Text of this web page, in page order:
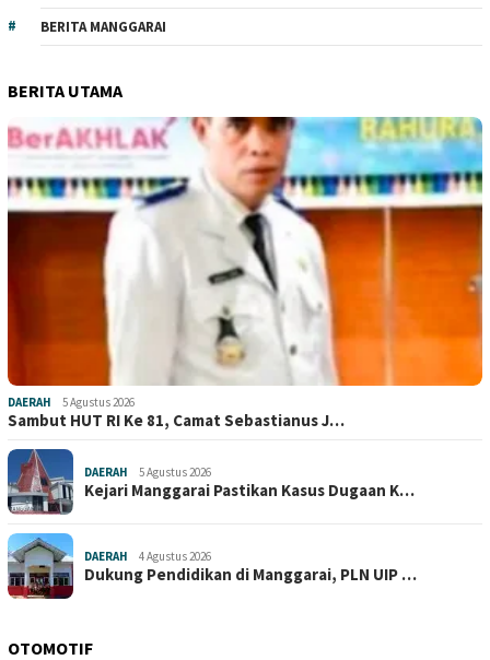
BERITA MANGGARAI
BERITA UTAMA
DAERAH 5 Agustus 2026
Sambut HUT RI Ke 81, Camat Sebastianus J…
DAERAH 5 Agustus 2026
Kejari Manggarai Pastikan Kasus Dugaan K…
DAERAH 4 Agustus 2026
Dukung Pendidikan di Manggarai, PLN UIP …
OTOMOTIF